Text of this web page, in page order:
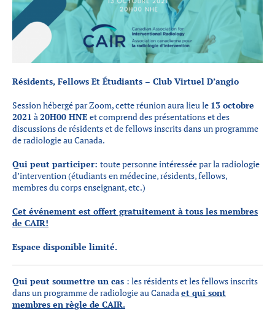
Partenaires
Introduction à la RI
Présence mondiale
COVID-19
Carrières en RI
English
Résidents, Fellows Et Étudiants – Club Virtuel D’angio
Session hébergé par Zoom, cette réunion aura lieu le 13 octobre
2021 à 20H00 HNE et comprend des présentations et des
discussions de résidents et de fellows inscrits dans un programme
de radiologie au Canada.
Qui peut participer: toute personne intéressée par la radiologie
d’intervention (étudiants en médecine, résidents, fellows,
membres du corps enseignant, etc.)
Cet événement est offert gratuitement à tous les membres
de CAIR!
Espace disponible limité.
Qui peut soumettre un cas : les résidents et les fellows inscrits
dans un programme de radiologie au Canada et qui sont
membres en règle de CAIR.